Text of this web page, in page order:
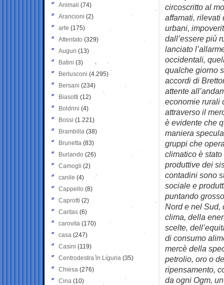
circoscritto al
affamati, rilevati
urbani,
dall’essere più
lanciato
occidentali,
qualche giorno
accordi di
attente
economie rurali
attraverso il
è evidente che
maniera
gruppi che
climatico è
produttive dei
contadini sono
sociale e
puntando
Nord e nel Sud,
clima, della
scelte,
di consumo
mercè della
petrolio, oro o
ripensamento,
da ogni Ogm,
Animali (74)
Arancioni (2)
arte (175)
Attentato (329)
Auguri (13)
Batini (3)
Berlusconi (4.295)
Bersani (234)
Biasotti (12)
Boldrini (4)
Bossi (1.221)
Brambilla (38)
Brunetta (83)
Burlando (26)
Camogli (2)
canile (4)
Cappello (8)
Caprotti (2)
Caritas (6)
carovita (170)
casa (247)
Casini (119)
Centrodestra in Liguria (35)
Chiesa (276)
Cina (10)